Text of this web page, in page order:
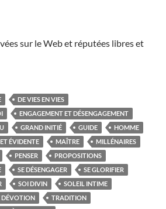
sur le Web et réputées libres et
DE VIES EN VIES
ENGAGEMENT ET DÉSENGAGEMENT
GRAND INITIÉ GUIDE
HOMME
ÉVIDENTE MAÎTRE
MILLÉNAIRES
PENSER
PROPOSITIONS
SE DÉSENGAGER
SE GLORIFIER
SOI DIVIN
SOLEIL INTIME
DÉVOTION
TRADITION